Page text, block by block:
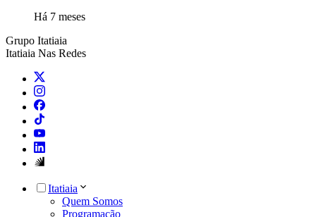
Há 7 meses
Grupo Itatiaia
Itatiaia Nas Redes
Itatiaia
Quem Somos
Programação